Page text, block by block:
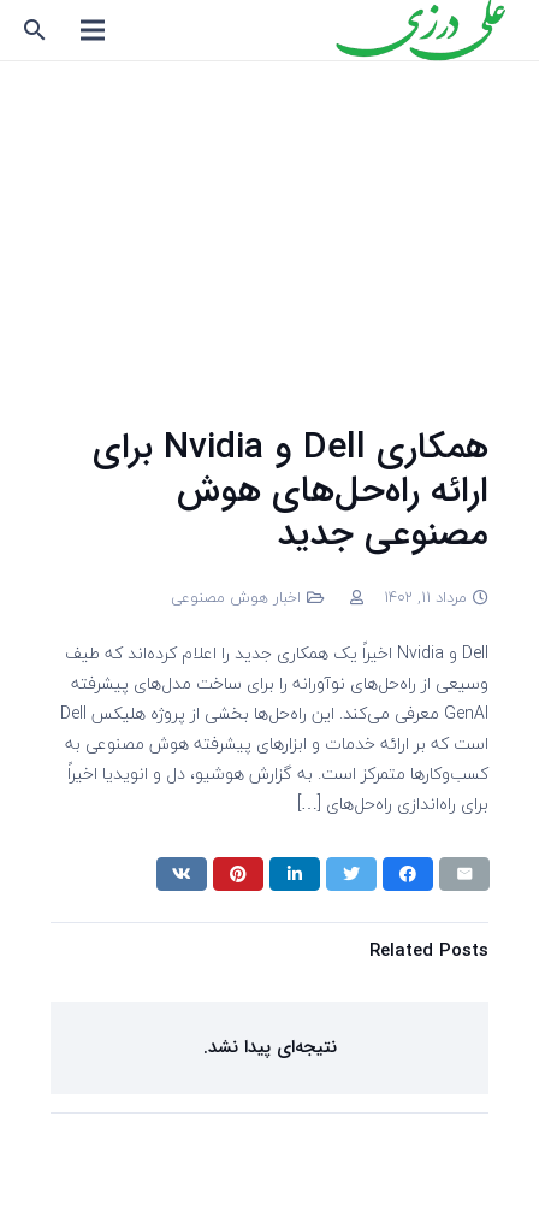
search
همکاری Dell و Nvidia برای
ارائه راه‌حل‌های هوش
مصنوعی جدید
مرداد 11, 1402 اخبار هوش مصنوعی
Dell و Nvidia اخیراً یک همکاری جدید را اعلام کرده‌اند که طیف
وسیعی از راه‌حل‌های نوآورانه را برای ساخت مدل‌های پیشرفته
GenAI معرفی می‌کند. این راه‌حل‌ها بخشی از پروژه هلیکس Dell
است که بر ارائه خدمات و ابزارهای پیشرفته هوش مصنوعی به
کسب‌و‌کارها متمرکز است. به گزارش هوشیو، دل و انویدیا اخیراً
برای راه‌اندازی راه‌حل‌های […]
Related Posts
نتیجه‌ای پیدا نشد.